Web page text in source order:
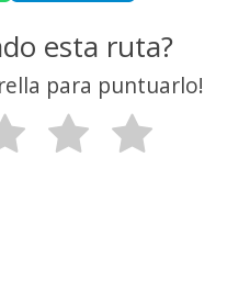
esta ruta?
para puntuarlo!